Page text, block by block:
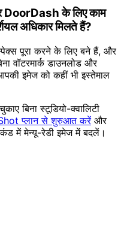
के लिए काम
अधिकार मिलते हैं?
पूरा करने के लिए बने हैं, और
वॉटरमार्क डाउनलोड और
इमेज को कहीं भी इस्तेमाल
बिना स्टूडियो-क्वालिटी
प्लान से शुरुआत करेंऔर
में मेन्यू-रेडी इमेज में बदलें।